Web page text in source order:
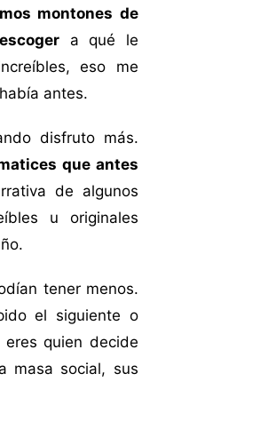
montones de
a qué le
eso me
antes.
disfruto más.
que antes
de algunos
u originales
tener menos.
el siguiente o
quien decide
masa social, sus